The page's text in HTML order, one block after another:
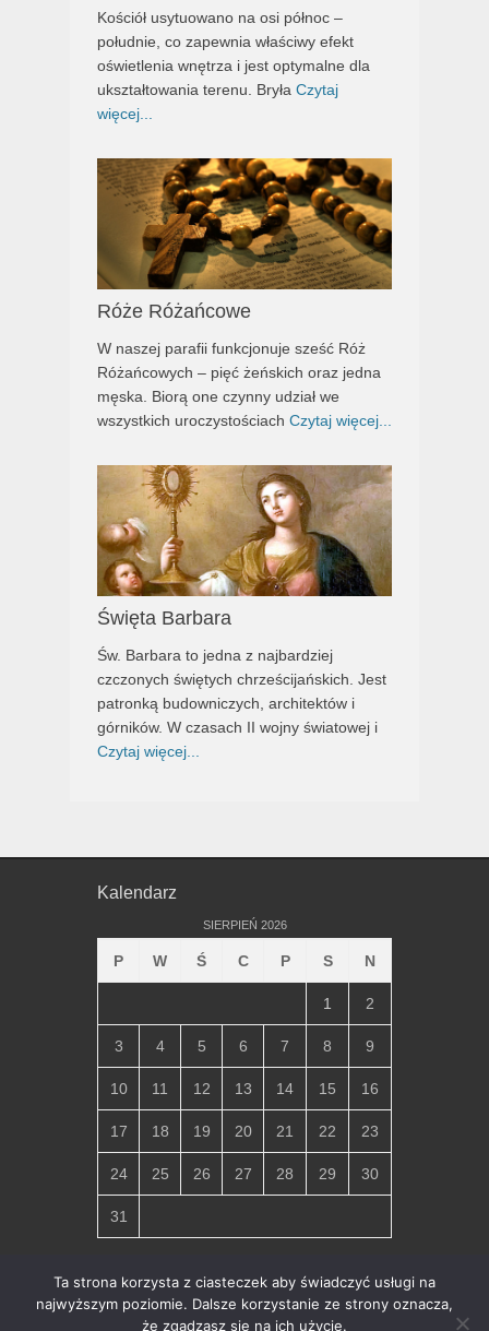
Kościół usytuowano na osi północ –
południe, co zapewnia właściwy efekt
oświetlenia wnętrza i jest optymalne dla
ukształtowania terenu. Bryła Czytaj
więcej...
Róże Różańcowe
W naszej parafii funkcjonuje sześć Róż
Różańcowych – pięć żeńskich oraz jedna
męska. Biorą one czynny udział we
wszystkich uroczystościach Czytaj więcej...
Święta Barbara
Św. Barbara to jedna z najbardziej
czczonych świętych chrześcijańskich. Jest
patronką budowniczych, architektów i
górników. W czasach II wojny światowej i
Czytaj więcej...
Kalendarz
SIERPIEŃ 2026
P W Ś C P S N
1 2
3 4 5 6 7 8 9
10 11 12 13 14 15 16
17 18 19 20 21 22 23
24 25 26 27 28 29 30
31
« lip
Ta strona korzysta z ciasteczek aby świadczyć usługi na
najwyższym poziomie. Dalsze korzystanie ze strony oznacza,
że zgadzasz się na ich użycie.